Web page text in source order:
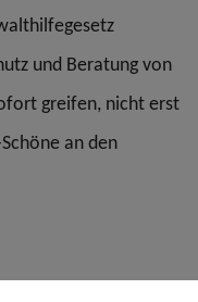
und Beratung von
greifen, nicht erst
an den